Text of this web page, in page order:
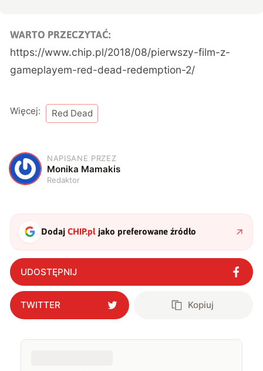
WARTO PRZECZYTAĆ:
https://www.chip.pl/2018/08/pierwszy-film-z-
gameplayem-red-dead-redemption-2/
Więcej: Red Dead
M
NAPISANE PRZEZ
Monika Mamakis
Redaktor
DodajCHIP.pl jako preferowane źródło
UDOSTĘPNIJ
TWITTER Kopiuj